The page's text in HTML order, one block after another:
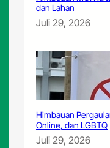
dan Lahan
Juli 29, 2026
Himbauan
Online, dan LGBTQ
Juli 29, 2026